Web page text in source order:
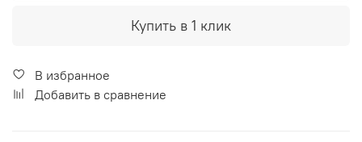
Купить в 1 клик
В избранное
Добавить в сравнение